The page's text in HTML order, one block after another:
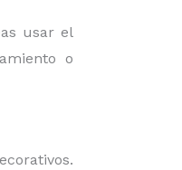
usar el
o